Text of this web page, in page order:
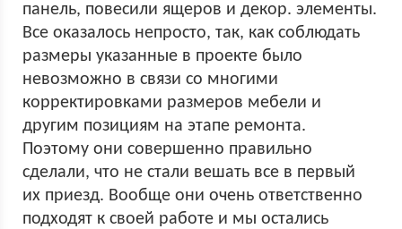
панель, повесили ящеров и декор. элементы.
Все оказалось непросто, так, как соблюдать
размеры указанные в проекте было
невозможно в связи со многими
корректировками размеров мебели и
другим позициям на этапе ремонта.
Поэтому они совершенно правильно
сделали, что не стали вешать все в первый
их приезд. Вообще они очень ответственно
подходят к своей работе и мы остались